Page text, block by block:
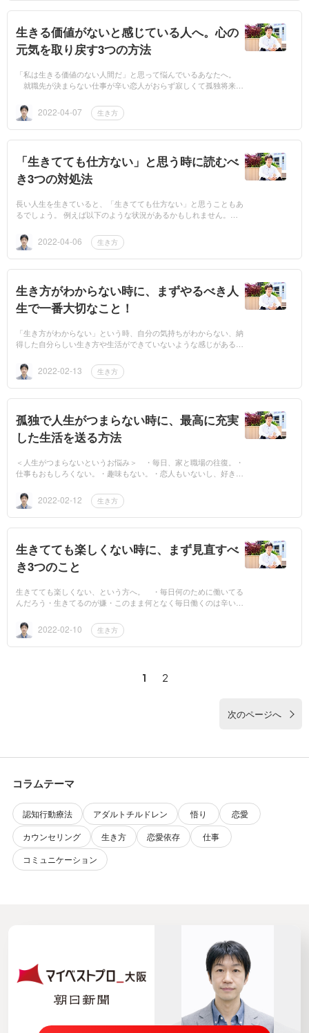
生きる価値がないと感じている人へ。心の
元気を取り戻す3つの方法
「私は生きる価値のない人間だ」と思って悩んでいるあなたへ。
就職先が決まらない仕事が辛い恋人がおらず寂しくて孤独将来に
悩んで...2022-04-07 生き方
「生きてても仕方ない」と思う時に読むべ
き3つの対処法
長い人生を生きていると、「生きてても仕方ない」と思うこともあ
るでしょう。 例えば以下のような状況があるかもしれません。
まくいか...2022-04-06 生き方
生き方がわからない時に、まずやるべき人
生で一番大切なこと！
「生き方がわからない」という時、自分の気持ちがわからない、納
得した自分らしい生き方や生活ができていないような感じがあるか
も、働かな...2022-02-13 生き方
孤独で人生がつまらない時に、最高に充実
した生活を送る方法
＜人生がつまらないというお悩み＞ ・毎日、家と職場の往復。・
仕事もおもしろくない。・趣味もない。・恋人もいないし、好きな
り。・休...2022-02-12 生き方
生きてても楽しくない時に、まず見直すべ
き3つのこと
生きてても楽しくない、という方へ。 ・毎日何のために働いてる
んだろう・生きてるのが嫌・このまま何となく毎日働くのは辛い・
趣味もない...2022-02-10 生き方
1 2
次のページへ
コラムテーマ
認知行動療法 アダルトチルドレン 悟り
恋愛
カウンセリング
生き方 恋愛依存
仕事
コミュニケーション